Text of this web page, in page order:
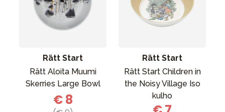
Rätt Start
Rätt Aloita Muumi
Skerries Large Bowl
€ 8
Rätt Start
Rätt Start Children in
the Noisy Village Iso
kulho